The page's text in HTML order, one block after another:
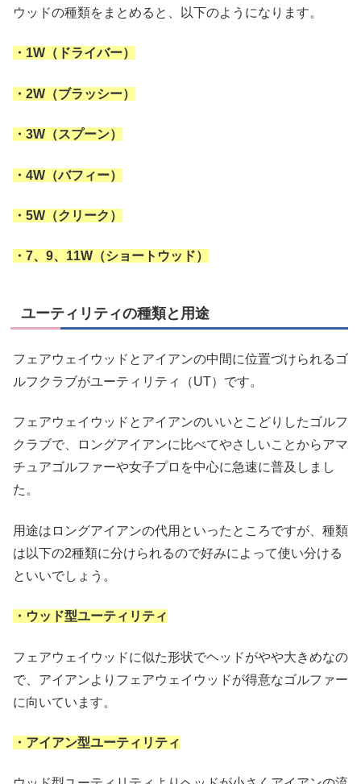
ウッドの種類をまとめると、以下のようになります。
・1W（ドライバー）
・2W（ブラッシー）
・3W（スプーン）
・4W（バフィー）
・5W（クリーク）
・7、9、11W（ショートウッド）
ユーティリティの種類と用途
フェアウェイウッドとアイアンの中間に位置づけられるゴ
ルフクラブがユーティリティ（UT）です。
フェアウェイウッドとアイアンのいいとこどりしたゴルフ
クラブで、ロングアイアンに比べてやさしいことからアマ
チュアゴルファーや女子プロを中心に急速に普及しまし
た。
用途はロングアイアンの代用といったところですが、種類
は以下の2種類に分けられるので好みによって使い分ける
といいでしょう。
・ウッド型ユーティリティ
フェアウェイウッドに似た形状でヘッドがやや大きめなの
で、アイアンよりフェアウェイウッドが得意なゴルファー
に向いています。
・アイアン型ユーティリティ